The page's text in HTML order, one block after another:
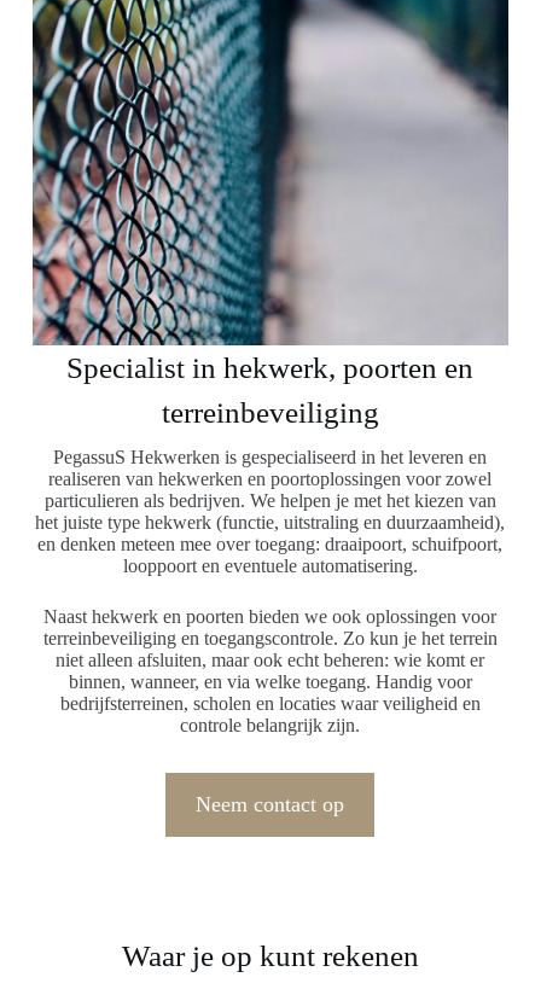
Specialist in hekwerk, poorten en
terreinbeveiliging
PegassuS Hekwerken is gespecialiseerd in het leveren en
realiseren van hekwerken en poortoplossingen voor zowel
particulieren als bedrijven. We helpen je met het kiezen van
het juiste type hekwerk (functie, uitstraling en duurzaamheid),
en denken meteen mee over toegang: draaipoort, schuifpoort,
looppoort en eventuele automatisering.
Naast hekwerk en poorten bieden we ook oplossingen voor
terreinbeveiliging en toegangscontrole. Zo kun je het terrein
niet alleen afsluiten, maar ook echt beheren: wie komt er
binnen, wanneer, en via welke toegang. Handig voor
bedrijfsterreinen, scholen en locaties waar veiligheid en
controle belangrijk zijn.
Neem contact op
Waar je op kunt rekenen